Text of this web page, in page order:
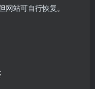
站可自行恢复。